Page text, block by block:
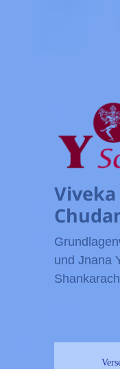
Viveka
und Jnana